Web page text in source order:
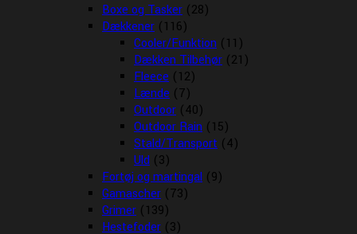
Boxe og Tasker (28)
Dækkener (116)
Cooler/Funktion (11)
Dækken Tilbehør (21)
Fleece (12)
Lænde (7)
Outdoor (40)
Outdoor Rain (15)
Stald/Transport (4)
Uld (3)
Fortøj og martingal (9)
Gamascher (73)
Grimer (139)
Hestefoder (3)